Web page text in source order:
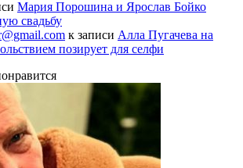
Мария Порошина и Ярослав Бойко
свадьбу
к записи Алла Пугачева на
позирует для селфи